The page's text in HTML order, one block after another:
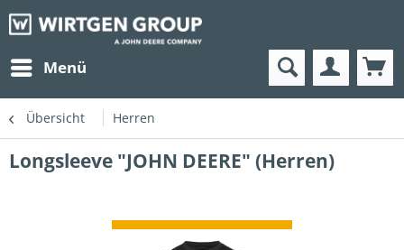
Menü
Übersicht Herren
Longsleeve "JOHN DEERE" (Herren)